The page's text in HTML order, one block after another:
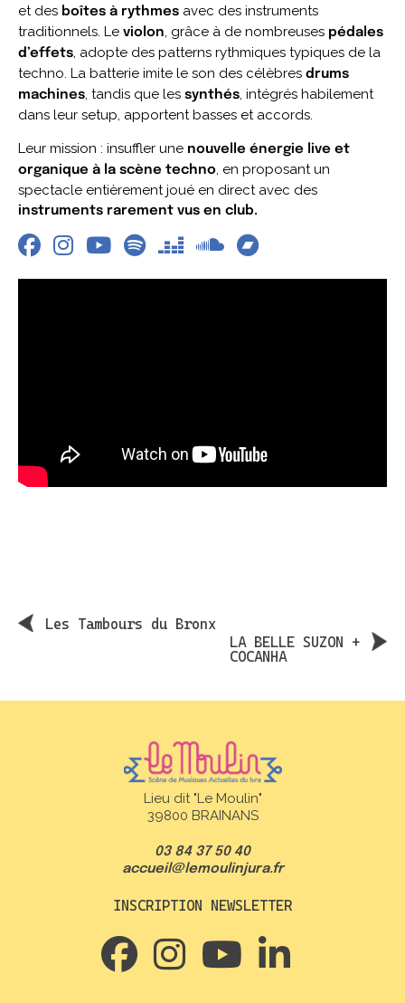
et des boîtes à rythmes avec des instruments
traditionnels. Le violon, grâce à de nombreuses pédales
d’effets, adopte des patterns rythmiques typiques de la
techno. La batterie imite le son des célèbres drums
machines, tandis que les synthés, intégrés habilement
dans leur setup, apportent basses et accords.
Leur mission : insuffler une nouvelle énergie live et
organique à la scène techno, en proposant un
spectacle entièrement joué en direct avec des
instruments rarement vus en club.
Les Tambours du Bronx
LA BELLE SUZON +
COCANHA
Lieu dit "Le Moulin"
39800 BRAINANS
03 84 37 50 40
accueil@lemoulinjura.fr
INSCRIPTION NEWSLETTER